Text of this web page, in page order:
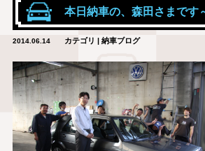
本日納車の、森田さまです
2014.06.14 カテゴリ | 納車ブログ